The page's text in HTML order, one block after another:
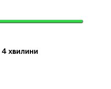
хвилини